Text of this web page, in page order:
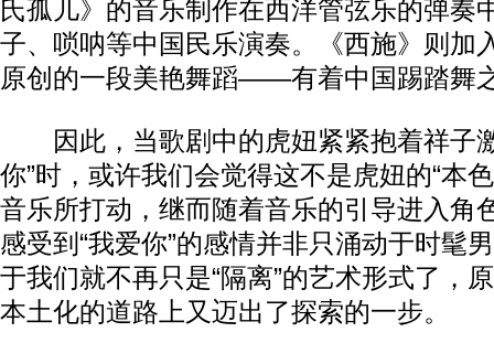
氏孤儿》的音乐制作在西洋管弦乐的弹奏
子、唢呐等中国民乐演奏。《西施》则加
原创的一段美艳舞蹈——有着中国踢踏舞
因此，当歌剧中的虎妞紧紧抱着祥子
你”时，或许我们会觉得这不是虎妞的“本
音乐所打动，继而随着音乐的引导进入角
感受到“我爱你”的感情并非只涌动于时髦
于我们就不再只是“隔离”的艺术形式了，
本土化的道路上又迈出了探索的一步。